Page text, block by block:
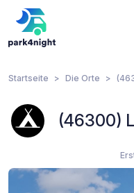
Startseite Die Orte
(46300)